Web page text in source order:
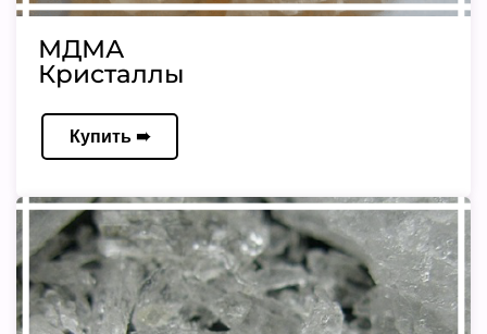
МДМА
Кристаллы
Купить ➠